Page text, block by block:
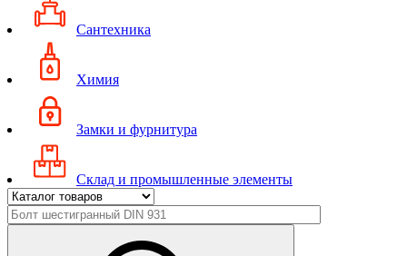
Сантехника
Химия
Замки и фурнитура
Склад и промышленные элементы